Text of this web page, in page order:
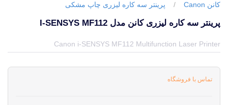
کانن Canon / پرینتر سه کاره لیزری چاپ مشکی
پرینتر سه کاره لیزری کانن مدل I-SENSYS MF112
Canon i-SENSYS MF112 Multifunction Laser Printer
تماس با فروشگاه